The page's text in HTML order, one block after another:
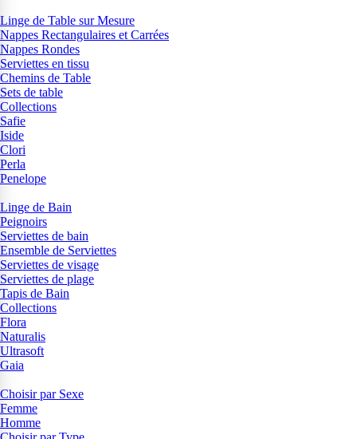
Linge de Table sur Mesure
Nappes Rectangulaires et Carrées
Nappes Rondes
Serviettes en tissu
Chemins de Table
Sets de table
Collections
Safie
Iside
Clori
Perla
Penelope
Linge de Bain
Peignoirs
Serviettes de bain
Ensemble de Serviettes
Serviettes de visage
Serviettes de plage
Tapis de Bain
Collections
Flora
Naturalis
Ultrasoft
Gaia
Choisir par Sexe
Femme
Homme